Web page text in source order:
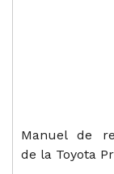
Manuel de
de la Toyota